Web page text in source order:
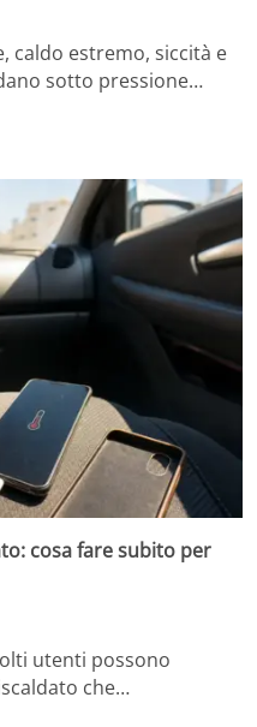
caldo estremo, siccità e
sotto pressione…
cosa fare subito per
utenti possono
che…